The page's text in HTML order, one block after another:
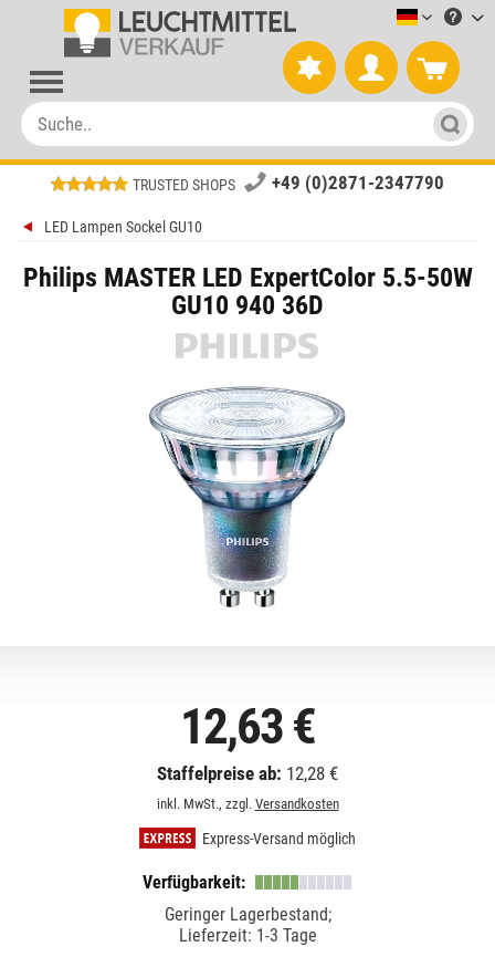
TRUSTED SHOPS +49 (0)2871-2347790
LED Lampen Sockel GU10
Philips MASTER LED ExpertColor 5.5-50W
GU10 940 36D
12,63 €
Staffelpreise ab: 12,28 €
inkl. MwSt., zzgl. Versandkosten
Express-Versand möglich
Verfügbarkeit:
Geringer Lagerbestand;
Lieferzeit: 1-3 Tage